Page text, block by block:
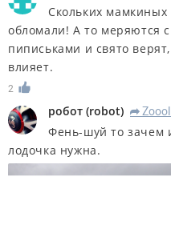
Скольких мамкиных
обломали! А то меряются
пиписьками и свято
влияет.
2
робот (robot) R Zoool
Фень-шуй то зачем
лодочка нужна.